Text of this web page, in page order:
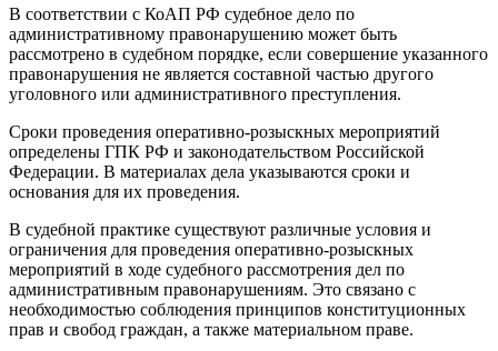
В соответствии с КоАП РФ судебное дело по
административному правонарушению может быть
рассмотрено в судебном порядке, если совершение указанного
правонарушения не является составной частью другого
уголовного или административного преступления.
Сроки проведения оперативно-розыскных мероприятий
определены ГПК РФ и законодательством Российской
Федерации. В материалах дела указываются сроки и
основания для их проведения.
В судебной практике существуют различные условия и
ограничения для проведения оперативно-розыскных
мероприятий в ходе судебного рассмотрения дел по
административным правонарушениям. Это связано с
необходимостью соблюдения принципов конституционных
прав и свобод граждан, а также материальном праве.